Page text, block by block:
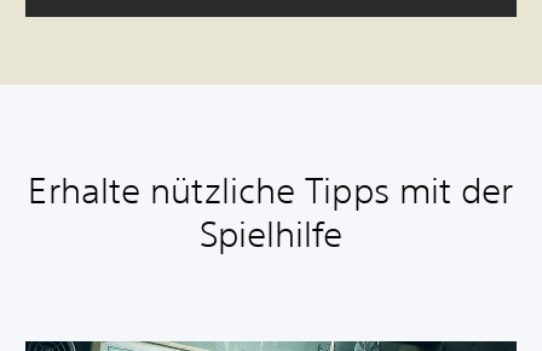
Erhalte nützliche Tipps mit der
Spielhilfe